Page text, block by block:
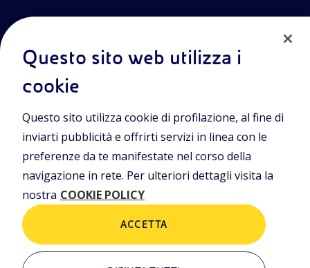
Entra nel mondo Eniscuola.Scopri gli strumenti e le
metodologie innovative per la didattica e naviga tra contenuti
multimediali, lezioni digitali e approfondimenti sui grandi temi
di attualità. Eniscuola è una iniziativa di Eni.
POLICIES
Termini e condizioni
Questo sito web utilizza i
cookie
Questo sito utilizza cookie di profilazione, al fine di
inviarti pubblicità e offrirti servizi in linea con le
preferenze da te manifestate nel corso della
navigazione in rete. Per ulteriori dettagli visita la
nostra COOKIE POLICY
ACCETTA